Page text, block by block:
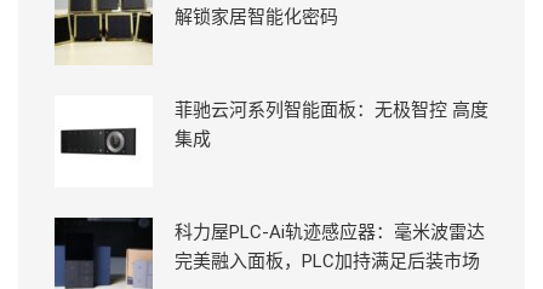
解锁家居智能化密码
菲驰云河系列智能面板：无极智控 高度
集成
科力屋PLC-Ai轨迹感应器：毫米波雷达
完美融入面板，PLC加持满足后装市场